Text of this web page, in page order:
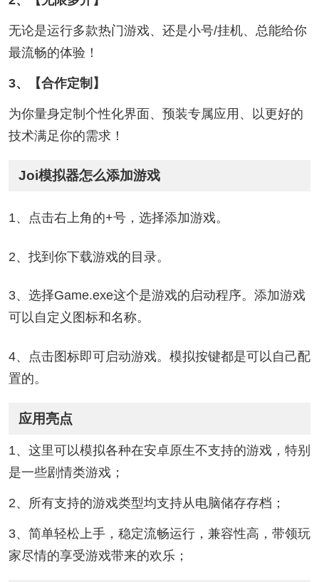
无论是运行多款热门游戏、还是小号/挂机、总能给你
最流畅的体验！
3、【合作定制】
为你量身定制个性化界面、预装专属应用、以更好的
技术满足你的需求！
Joi模拟器怎么添加游戏
1、点击右上角的+号，选择添加游戏。
2、找到你下载游戏的目录。
3、选择Game.exe这个是游戏的启动程序。添加游戏
可以自定义图标和名称。
4、点击图标即可启动游戏。模拟按键都是可以自己配
置的。
应用亮点
1、这里可以模拟各种在安卓原生不支持的游戏，特别
是一些剧情类游戏；
2、所有支持的游戏类型均支持从电脑储存存档；
3、简单轻松上手，稳定流畅运行，兼容性高，带领玩
家尽情的享受游戏带来的欢乐；